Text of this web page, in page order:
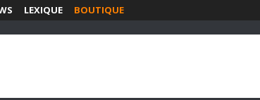
LEXIQUE BOUTIQUE